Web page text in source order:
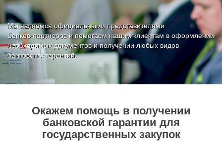
Мы являемся официальными представителями
Банков-партнеров и помогаем нашим клиентам в оформлении
необходимых документов и получении любых видов
банковских гарантий.
Окажем помощь в получении
банковской гарантии для
государственных закупок